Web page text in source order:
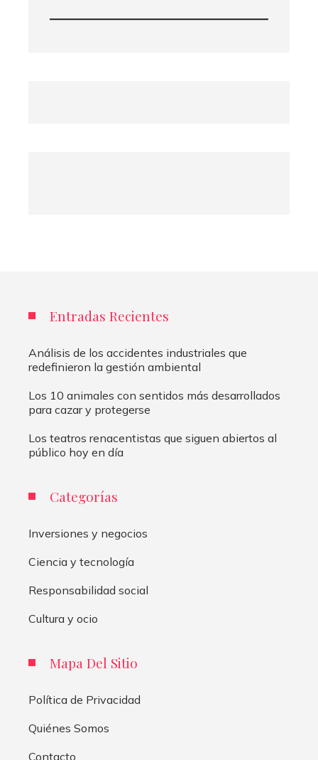
Entradas Recientes
Análisis de los accidentes industriales que
redefinieron la gestión ambiental
Los 10 animales con sentidos más desarrollados
para cazar y protegerse
Los teatros renacentistas que siguen abiertos al
público hoy en día
Categorías
Inversiones y negocios
Ciencia y tecnología
Responsabilidad social
Cultura y ocio
Mapa Del Sitio
Política de Privacidad
Quiénes Somos
Contacto